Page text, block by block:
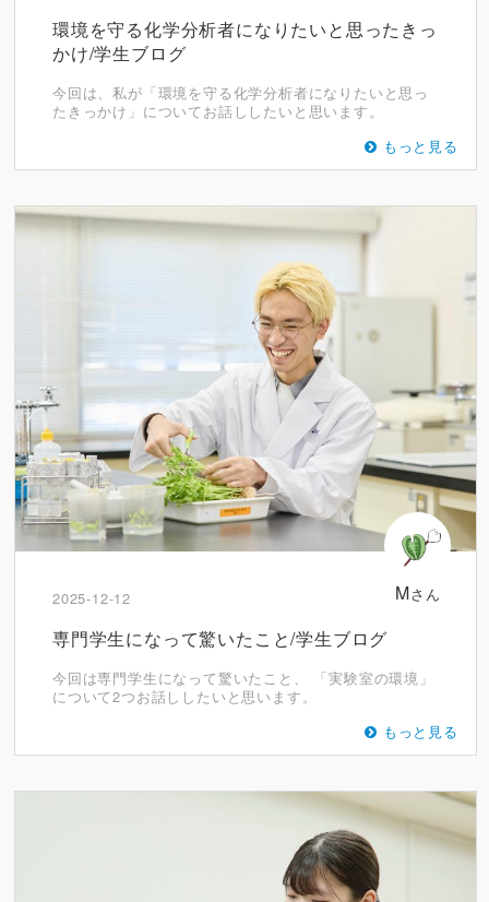
環境を守る化学分析者になりたいと思ったきっ
かけ/学生ブログ
今回は、私が「環境を守る化学分析者になりたいと思っ
たきっかけ」についてお話ししたいと思います。
もっと見る
Mさん
2025-12-12
専門学生になって驚いたこと/学生ブログ
今回は専門学生になって驚いたこと、 「実験室の環境」
について2つお話ししたいと思います。
もっと見る